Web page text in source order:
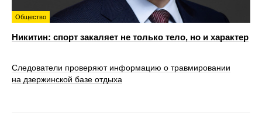
Общество
Никитин: спорт закаляет не только тело, но и характер
Следователи проверяют информацию о травмировании
на дзержинской базе отдыха